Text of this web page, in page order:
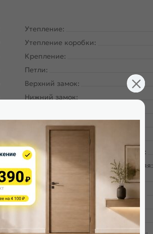
Утепление:
Утепление коробки:
Крепление:
Петли:
Верхний замок:
Нижний замок:
Класс шумоизоляции:
Накладка цилиндровая наружная:
Накладка цилиндровая внутренняя:
Накладка сувальдная наружная:
Накладка сувальдная внутренняя:
Ручка: